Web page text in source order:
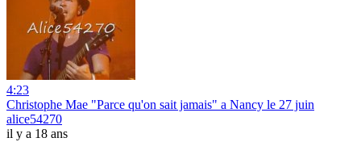
4:23
Christophe Mae "Parce qu'on sait jamais" a Nancy le 27 juin
alice54270
il y a 18 ans